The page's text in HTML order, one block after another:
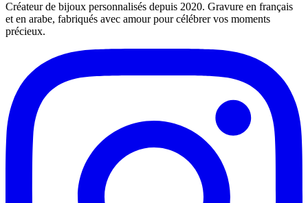
Créateur de bijoux personnalisés depuis 2020. Gravure en français
et en arabe, fabriqués avec amour pour célébrer vos moments
précieux.